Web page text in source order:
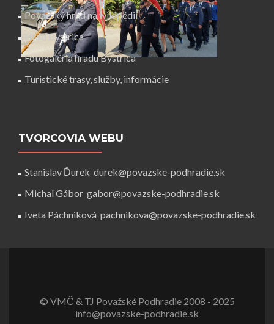
Považský hrad na wikipédií
Hrad Bystrica
Fotogaléria hradu Bystrica
Turistické trasy, služby, informácie
TVORCOVIA WEBU
Stanislav Ďurek durek@povazske-podhradie.sk
Michal Gábor gabor@povazske-podhradie.sk
Iveta Páchniková pachnikova@povazske-podhradie.sk
© VMČ & TJ Považské Podhradie 2008 - 2025
info@povazske-podhradie.sk